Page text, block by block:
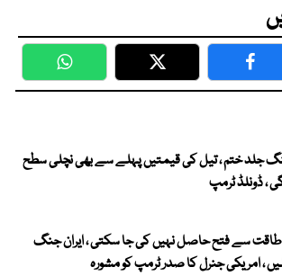
WhatsApp Twitter
جلد ختم ، تیل کی قیمتیں پہلے سے بھی نچلی سطح
، ڈونلڈ ٹرمپ
سے فتح حاصل نہیں کی جا سکتی ، ایران جنگ
، امریکی جنرل کا صدر ٹرمپ کو مشورہ